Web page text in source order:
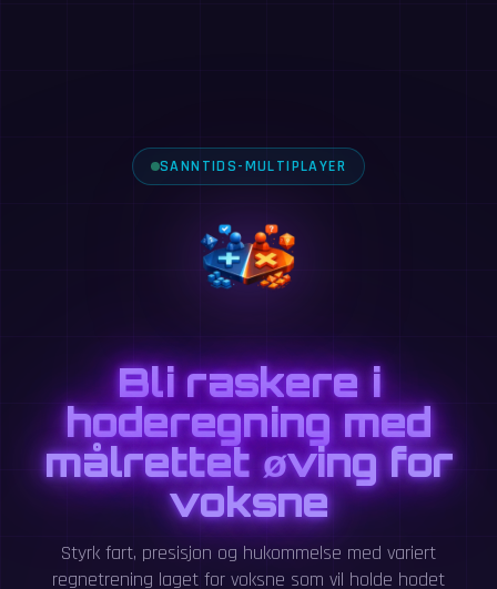
SANNTIDS-MULTIPLAYER
Bli raskere i
hoderegning med
målrettet øving for
voksne
Styrk fart, presisjon og hukommelse med variert
regnetrening laget for voksne som vil holde hodet